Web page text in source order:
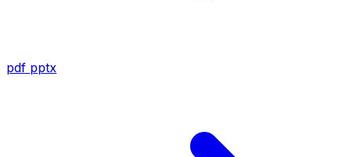
pdf pptx